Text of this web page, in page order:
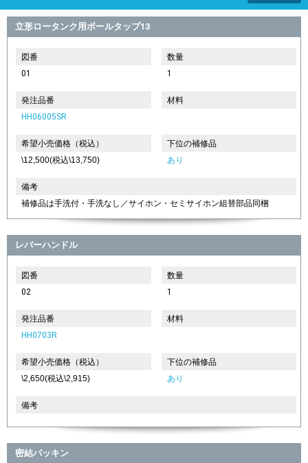
立形ロータンク用ボールタップ13
図番
01
数量
1
発注品番
HH06005SR
材料
希望小売価格（税込）
\12,500(税込\13,750)
下位の補修品
あり
備考
補修品は手洗付・手洗なし／サイホン・セミサイホン組替部品同梱
レバーハンドル
図番
02
数量
1
発注品番
HH0703R
材料
希望小売価格（税込）
\2,650(税込\2,915)
下位の補修品
あり
備考
密結パッキン